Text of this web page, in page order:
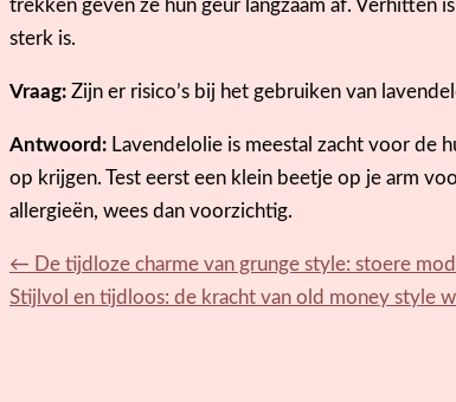
trekken geven ze hun geur langzaam af. Verhitten
sterk is.
Vraag: Zijn er risico’s bij het gebruiken van
Antwoord: Lavendelolie is meestal zacht voor de
op krijgen. Test eerst een klein beetje op je arm
allergieën, wees dan voorzichtig.
← De tijdloze charme van grunge style: stoere
Stijlvol en tijdloos: de kracht van old money style